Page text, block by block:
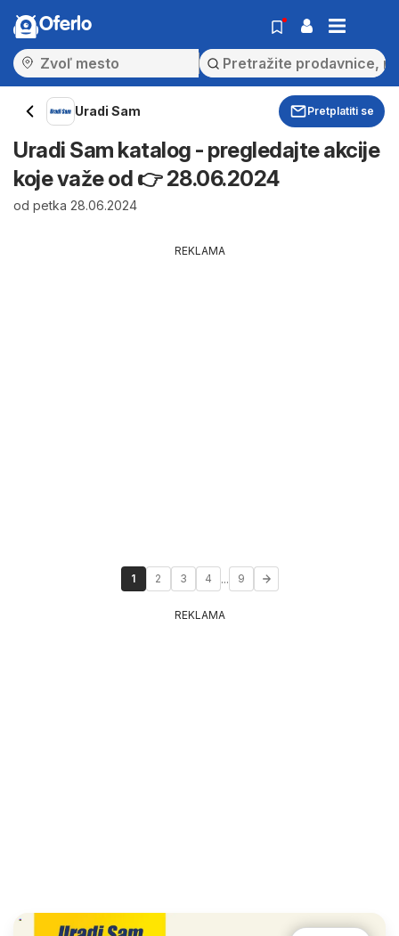
Oferlo
Uradi Sam Pretplatiti se
Uradi Sam katalog - pregledajte akcije
koje važe od 👉 28.06.2024
od petka 28.06.2024
REKLAMA
1 2 3 4 ... 9
REKLAMA